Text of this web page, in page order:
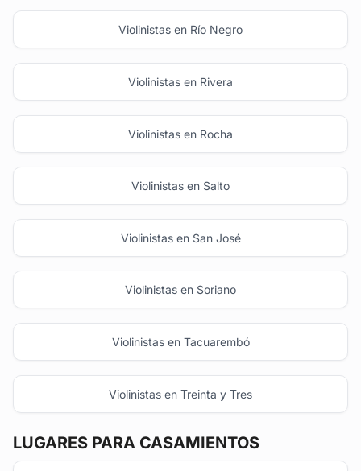
Violinistas en Río Negro
Violinistas en Rivera
Violinistas en Rocha
Violinistas en Salto
Violinistas en San José
Violinistas en Soriano
Violinistas en Tacuarembó
Violinistas en Treinta y Tres
LUGARES PARA CASAMIENTOS